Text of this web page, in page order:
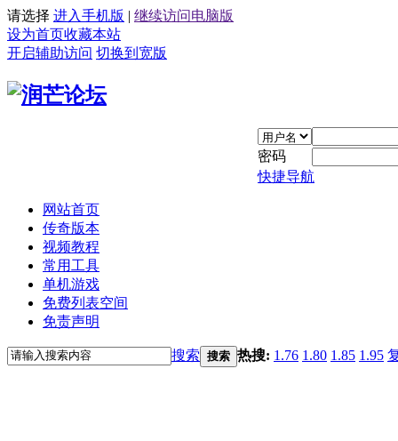
请选择 进入手机版 | 继续访问电脑版
设为首页收藏本站
开启辅助访问 切换到宽版
密码
快捷导航
网站首页
传奇版本
视频教程
常用工具
单机游戏
免费列表空间
免责声明
搜索 搜索 热搜: 1.76 1.80 1.85 1.95